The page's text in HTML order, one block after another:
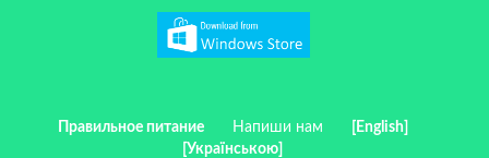
Правильное питание Напиши нам
[English]
[Українською]